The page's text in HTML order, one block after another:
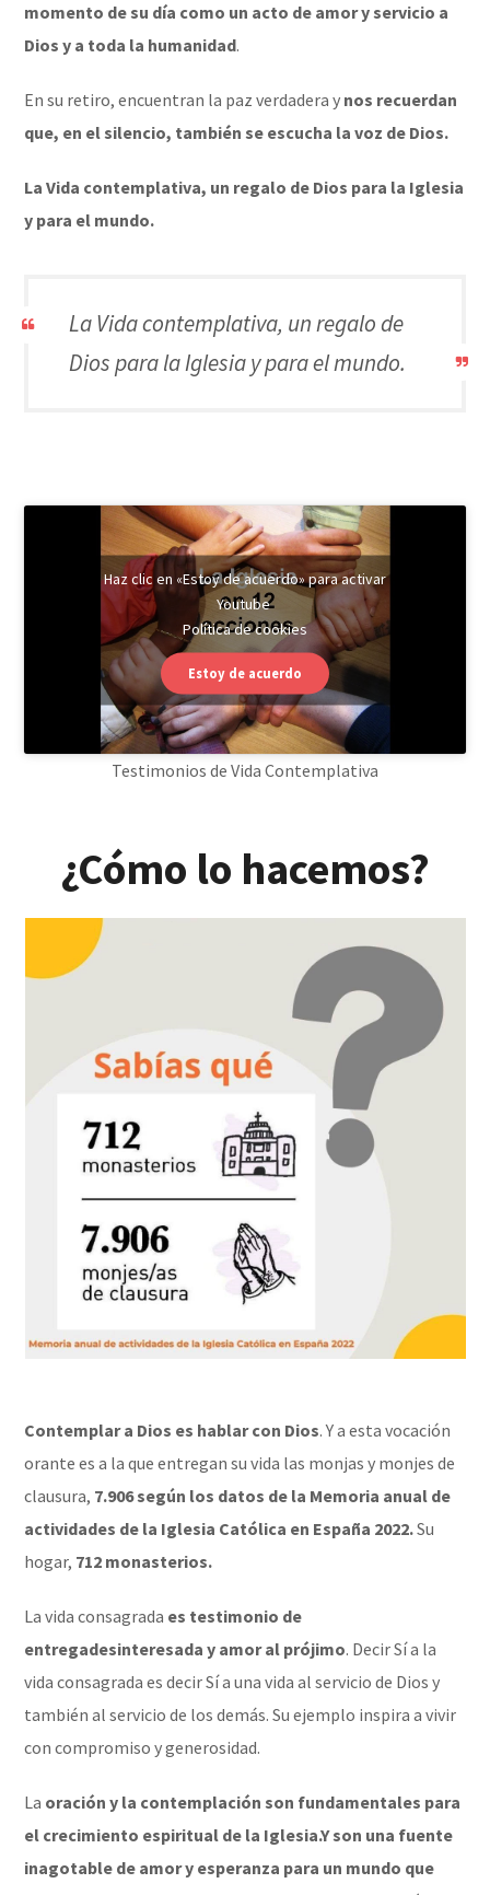
momento de su día como un acto de amor y servicio a
Dios y a toda la humanidad.
En su retiro, encuentran la paz verdadera y nos recuerdan
que, en el silencio, también se escucha la voz de Dios.
La Vida contemplativa, un regalo de Dios para la Iglesia
y para el mundo.
La Vida contemplativa, un regalo de
Dios para la Iglesia y para el mundo.
Haz clic en «Estoy de acuerdo» para activar
Youtube
Política de cookies
Estoy de acuerdo
Testimonios de Vida Contemplativa
¿Cómo lo hacemos?
Contemplar a Dios es hablar con Dios. Y a esta vocación
orante es a la que entregan su vida las monjas y monjes de
clausura, 7.906 según los datos de la Memoria anual de
actividades de la Iglesia Católica en España 2022.Su
hogar, 712 monasterios.
La vida consagrada es testimonio de
entregadesinteresada y amor al prójimo. Decir Sí a la
vida consagrada es decir Sí a una vida al servicio de Dios y
también al servicio de los demás. Su ejemplo inspira a vivir
con compromiso y generosidad.
La oración y la contemplación son fundamentales para
el crecimiento espiritual de la Iglesia.Y son una fuente
inagotable de amor y esperanza para un mundo que